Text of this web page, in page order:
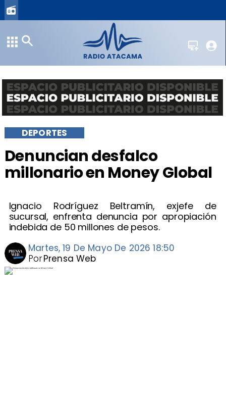
Denuncian desfalco
millonario en Money Global
Ignacio Rodríguez Beltramín, exjefe de
sucursal, enfrenta denuncia por apropiación
indebida de 50 millones de pesos.
DEPORTES
Martes, 19 De Mayo De 2026 18:50
Prensa Web
Por